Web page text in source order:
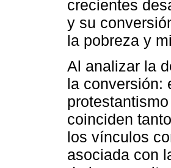
crecientes
y su
la pobreza y
Al analizar la
la conversión:
coinciden
los vínculos
asociada con